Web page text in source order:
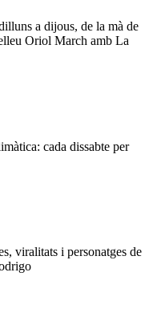
a dijous, de la mà de
Oriol March amb La
cada dissabte per
viralitats i personatges de